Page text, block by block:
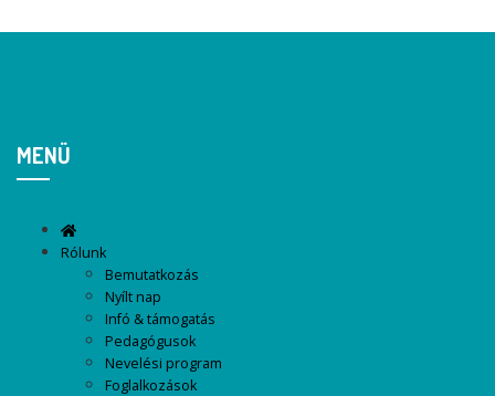
MENÜ
Rólunk
Bemutatkozás
Nyílt nap
Infó & támogatás
Pedagógusok
Nevelési program
Foglalkozások